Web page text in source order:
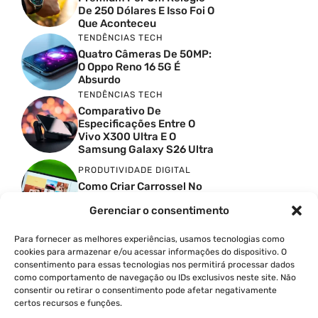
Gerenciar o consentimento
Para fornecer as melhores experiências, usamos tecnologias como
cookies para armazenar e/ou acessar informações do dispositivo. O
consentimento para essas tecnologias nos permitirá processar dados
como comportamento de navegação ou IDs exclusivos neste site. Não
consentir ou retirar o consentimento pode afetar negativamente
certos recursos e funções.
De 250 Dólares E Isso Foi O
Que Aconteceu
TENDÊNCIAS TECH
Quatro Câmeras De 50MP:
O Oppo Reno 16 5G É
Absurdo
TENDÊNCIAS TECH
Comparativo De
Especificações Entre O
Vivo X300 Ultra E O
Samsung Galaxy S26 Ultra
PRODUTIVIDADE DIGITAL
Como Criar Carrossel No
Melhor Celular Abaixo De
40000 Na Flipkart:
Motorola Edge 70 Pro Vs
Vivo V70 FE
TENDÊNCIAS TECH
Galaxy S25 Em 2026: Eu